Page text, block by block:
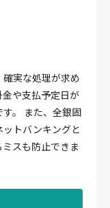
実な処理が求め
や支払予定日が
。 また、全銀固
トバンキングと
スも防止できま